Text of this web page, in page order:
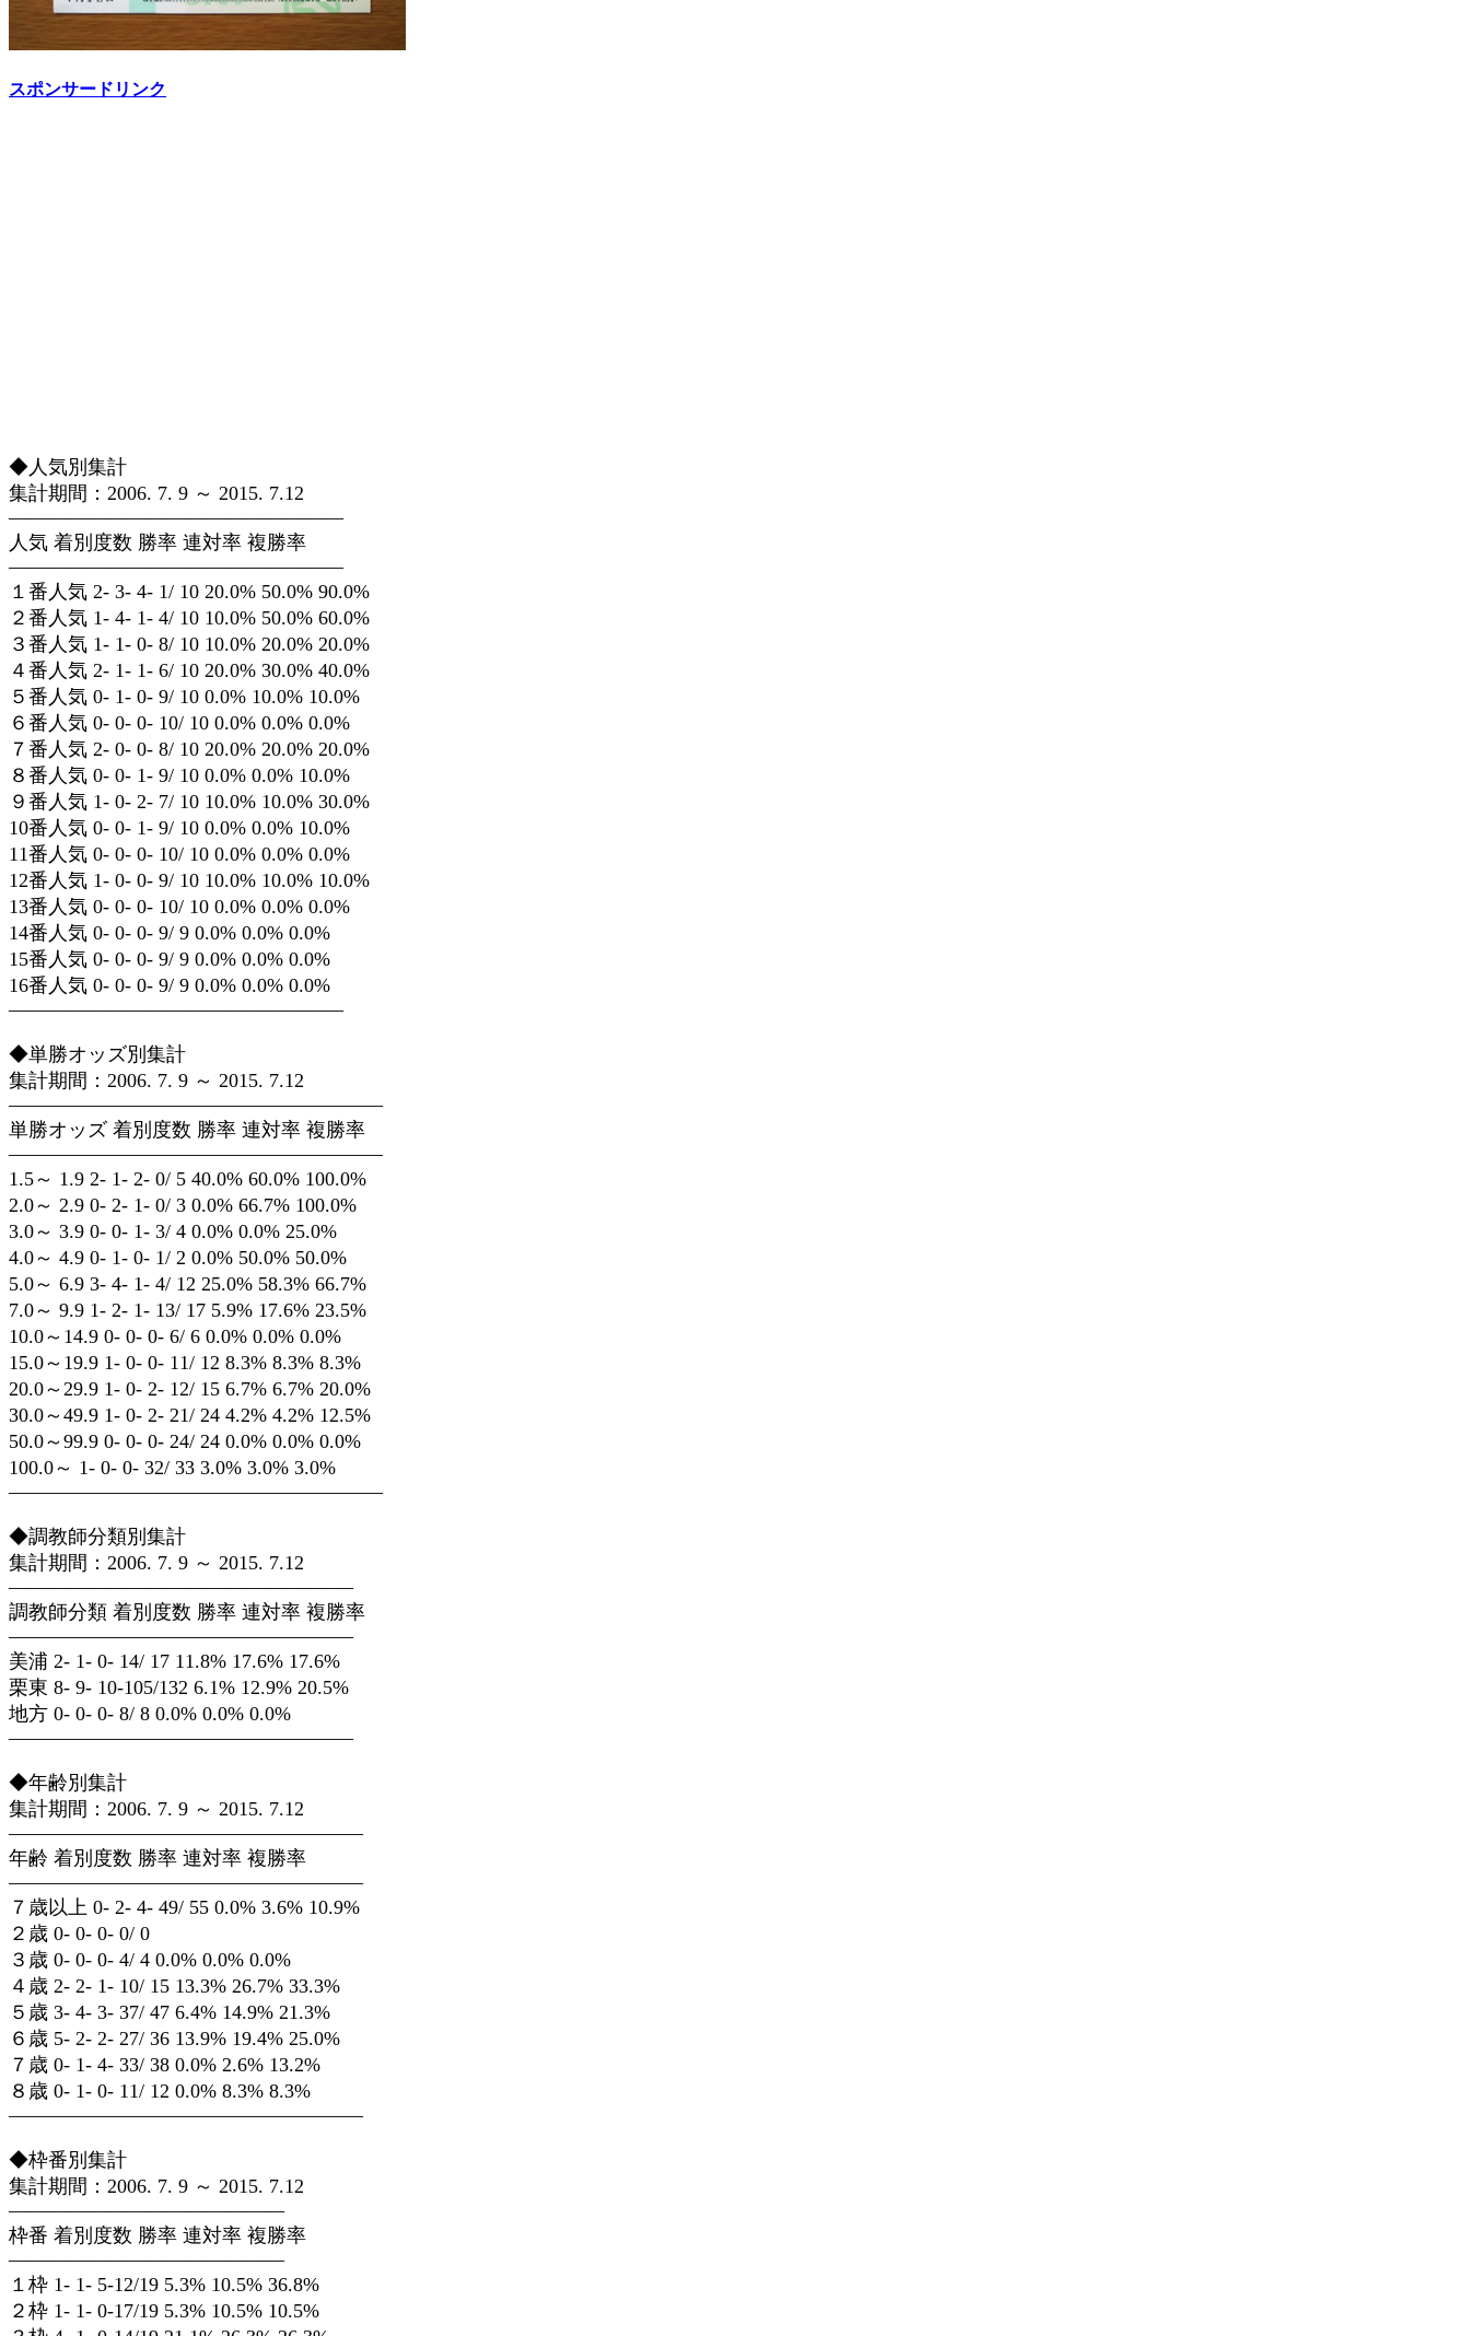
スポンサードリンク
◆人気別集計
集計期間：2006. 7. 9 ～ 2015. 7.12
—————————————————
人気 着別度数 勝率 連対率 複勝率
—————————————————
１番人気 2- 3- 4- 1/ 10 20.0% 50.0% 90.0%
２番人気 1- 4- 1- 4/ 10 10.0% 50.0% 60.0%
３番人気 1- 1- 0- 8/ 10 10.0% 20.0% 20.0%
４番人気 2- 1- 1- 6/ 10 20.0% 30.0% 40.0%
５番人気 0- 1- 0- 9/ 10 0.0% 10.0% 10.0%
６番人気 0- 0- 0- 10/ 10 0.0% 0.0% 0.0%
７番人気 2- 0- 0- 8/ 10 20.0% 20.0% 20.0%
８番人気 0- 0- 1- 9/ 10 0.0% 0.0% 10.0%
９番人気 1- 0- 2- 7/ 10 10.0% 10.0% 30.0%
10番人気 0- 0- 1- 9/ 10 0.0% 0.0% 10.0%
11番人気 0- 0- 0- 10/ 10 0.0% 0.0% 0.0%
12番人気 1- 0- 0- 9/ 10 10.0% 10.0% 10.0%
13番人気 0- 0- 0- 10/ 10 0.0% 0.0% 0.0%
14番人気 0- 0- 0- 9/ 9 0.0% 0.0% 0.0%
15番人気 0- 0- 0- 9/ 9 0.0% 0.0% 0.0%
16番人気 0- 0- 0- 9/ 9 0.0% 0.0% 0.0%
—————————————————
◆単勝オッズ別集計
集計期間：2006. 7. 9 ～ 2015. 7.12
———————————————————
単勝オッズ 着別度数 勝率 連対率 複勝率
———————————————————
1.5～ 1.9 2- 1- 2- 0/ 5 40.0% 60.0% 100.0%
2.0～ 2.9 0- 2- 1- 0/ 3 0.0% 66.7% 100.0%
3.0～ 3.9 0- 0- 1- 3/ 4 0.0% 0.0% 25.0%
4.0～ 4.9 0- 1- 0- 1/ 2 0.0% 50.0% 50.0%
5.0～ 6.9 3- 4- 1- 4/ 12 25.0% 58.3% 66.7%
7.0～ 9.9 1- 2- 1- 13/ 17 5.9% 17.6% 23.5%
10.0～14.9 0- 0- 0- 6/ 6 0.0% 0.0% 0.0%
15.0～19.9 1- 0- 0- 11/ 12 8.3% 8.3% 8.3%
20.0～29.9 1- 0- 2- 12/ 15 6.7% 6.7% 20.0%
30.0～49.9 1- 0- 2- 21/ 24 4.2% 4.2% 12.5%
50.0～99.9 0- 0- 0- 24/ 24 0.0% 0.0% 0.0%
100.0～ 1- 0- 0- 32/ 33 3.0% 3.0% 3.0%
———————————————————
◆調教師分類別集計
集計期間：2006. 7. 9 ～ 2015. 7.12
—————————————————–
調教師分類 着別度数 勝率 連対率 複勝率
—————————————————–
美浦 2- 1- 0- 14/ 17 11.8% 17.6% 17.6%
栗東 8- 9- 10-105/132 6.1% 12.9% 20.5%
地方 0- 0- 0- 8/ 8 0.0% 0.0% 0.0%
—————————————————–
◆年齢別集計
集計期間：2006. 7. 9 ～ 2015. 7.12
——————————————————
年齢 着別度数 勝率 連対率 複勝率
——————————————————
７歳以上 0- 2- 4- 49/ 55 0.0% 3.6% 10.9%
２歳 0- 0- 0- 0/ 0
３歳 0- 0- 0- 4/ 4 0.0% 0.0% 0.0%
４歳 2- 2- 1- 10/ 15 13.3% 26.7% 33.3%
５歳 3- 4- 3- 37/ 47 6.4% 14.9% 21.3%
６歳 5- 2- 2- 27/ 36 13.9% 19.4% 25.0%
７歳 0- 1- 4- 33/ 38 0.0% 2.6% 13.2%
８歳 0- 1- 0- 11/ 12 0.0% 8.3% 8.3%
——————————————————
◆枠番別集計
集計期間：2006. 7. 9 ～ 2015. 7.12
——————————————
枠番 着別度数 勝率 連対率 複勝率
——————————————
１枠 1- 1- 5-12/19 5.3% 10.5% 36.8%
２枠 1- 1- 0-17/19 5.3% 10.5% 10.5%